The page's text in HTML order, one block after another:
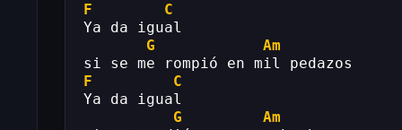
F
C
Ya da igual
G
Am
si se me rompió en mil pedazos
F
C
Ya da igual
G
Am